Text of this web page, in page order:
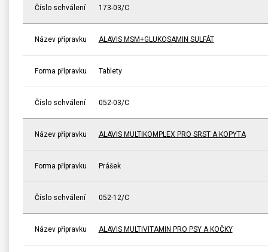
Číslo schválení 173-03/C
Název přípravku ALAVIS MSM+GLUKOSAMIN SULFÁT
Forma přípravku Tablety
Číslo schválení 052-03/C
Název přípravku ALAVIS MULTIKOMPLEX PRO SRST A KOPYTA
Forma přípravku Prášek
Číslo schválení 052-12/C
Název přípravku ALAVIS MULTIVITAMIN PRO PSY A KOČKY